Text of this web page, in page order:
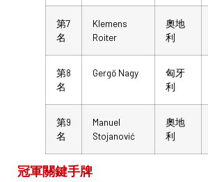
第7
名
Klemens
Roiter
奧地
利
第8
名
Gergő Nagy
匈牙
利
第9
名
Manuel
Stojanović
奧地
利
冠軍關鍵手牌